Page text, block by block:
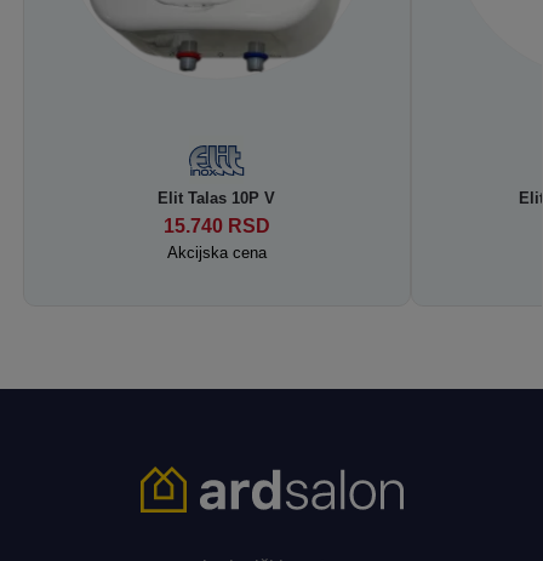
Elit Talas 10P V
15.740 RSD
Akcijska cena